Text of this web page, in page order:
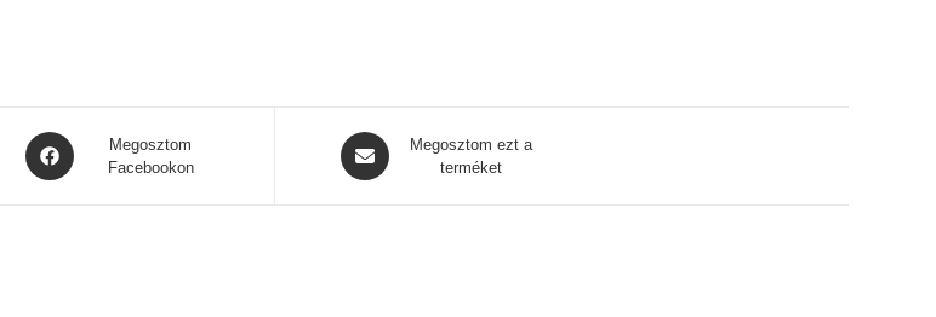
Opens
in
Megosztom
Facebookon
Opens
in
Megosztom ezt a
terméket